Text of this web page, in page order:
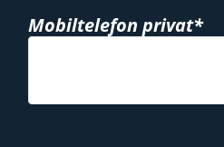
Mobiltelefon privat*